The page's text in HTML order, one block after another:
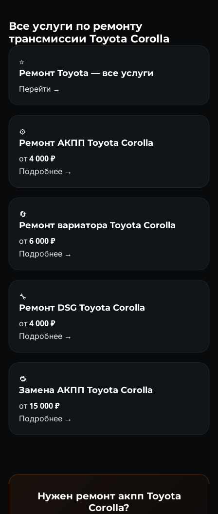
Все услуги по ремонту
трансмиссии Toyota Corolla
⭐
Ремонт Toyota — все услуги
Перейти →
⚙️
Ремонт АКПП Toyota Corolla
от4 000 ₽
Подробнее →
🔄
Ремонт вариатора Toyota Corolla
от6 000 ₽
Подробнее →
🔧
Ремонт DSG Toyota Corolla
от4 000 ₽
Подробнее →
🔁
Замена АКПП Toyota Corolla
от15 000 ₽
Подробнее →
Нужен ремонт акпп Toyota
Corolla?